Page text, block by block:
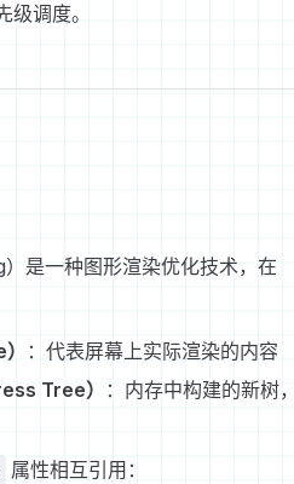
调度。
是一种图形渲染优化技术，在
：代表屏幕上实际渲染的内容
Tree）
：内存中构建的新树
属性相互引用：